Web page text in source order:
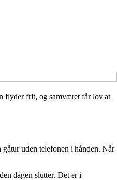
flyder frit, og samværet får lov at
uden telefonen i hånden. Når
dagen slutter. Det er i